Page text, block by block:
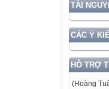
TÀI
CÁC Ý
HỖ TRỢ
(Hoàng